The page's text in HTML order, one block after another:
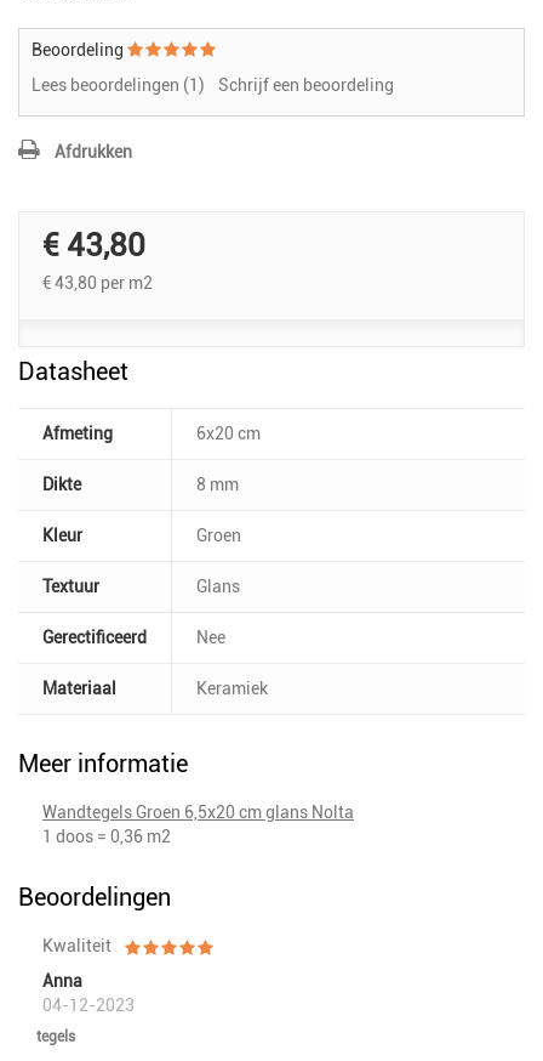
Beoordeling
Lees beoordelingen (1) Schrijf een beoordeling
Afdrukken
€ 43,80
€ 43,80 per m2
Datasheet
Afmeting 6x20 cm
Dikte 8 mm
Kleur Groen
Textuur Glans
Gerectificeerd Nee
Materiaal Keramiek
Meer informatie
Wandtegels Groen 6,5x20 cm glans Nolta
1 doos = 0,36 m2
Beoordelingen
Kwaliteit
Anna
04-12-2023
tegels